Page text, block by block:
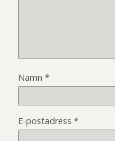
Namn *
E-postadress *